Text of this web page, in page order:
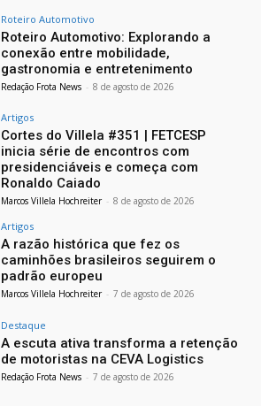
Roteiro Automotivo
Roteiro Automotivo: Explorando a
conexão entre mobilidade,
gastronomia e entretenimento
Redação Frota News - 8 de agosto de 2026
Artigos
Cortes do Villela #351 | FETCESP
inicia série de encontros com
presidenciáveis e começa com
Ronaldo Caiado
Marcos Villela Hochreiter - 8 de agosto de 2026
Artigos
A razão histórica que fez os
caminhões brasileiros seguirem o
padrão europeu
Marcos Villela Hochreiter - 7 de agosto de 2026
Destaque
A escuta ativa transforma a retenção
de motoristas na CEVA Logistics
Redação Frota News - 7 de agosto de 2026